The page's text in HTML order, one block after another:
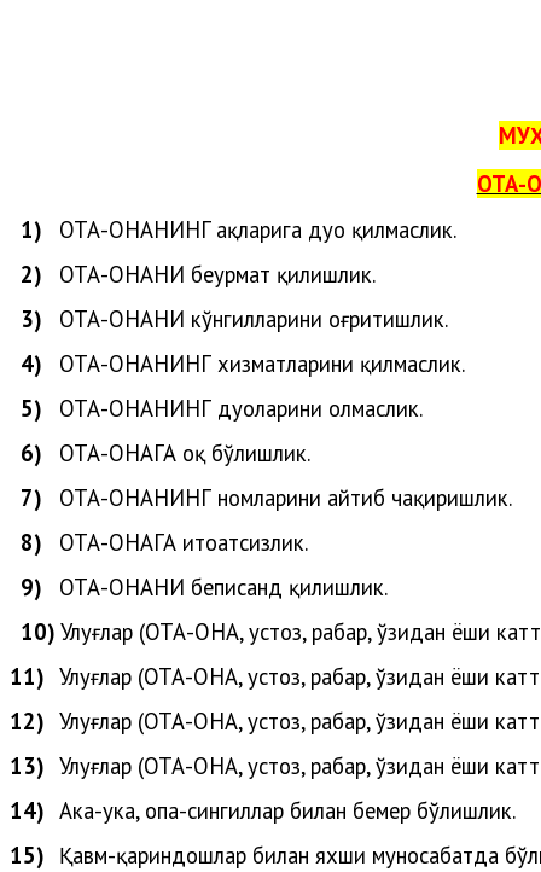
ОТА-
1)
ОТА-ОНАНИНГ ҳақларига дуо қилмаслик.
2)
ОТА-ОНАНИ беҳурмат қилишлик.
3)
ОТА-ОНАНИ кўнгилларини оғритишлик.
4)
ОТА-ОНАНИНГ хизматларини қилмаслик.
5)
ОТА-ОНАНИНГ дуоларини олмаслик.
6)
ОТА-ОНАГА оқ бўлишлик.
7)
ОТА-ОНАНИНГ номларини айтиб чақиришлик.
8)
ОТА-ОНАГА итоатсизлик.
9)
ОТА-ОНАНИ беписанд қилишлик.
10) Улуғлар (ОТА-ОНА, устоз, раҳбар, ўзидан ёши
11) Улуғлар (ОТА-ОНА, устоз, раҳбар, ўзидан ёши
12) Улуғлар (ОТА-ОНА, устоз, раҳбар, ўзидан ёши
13) Улуғлар (ОТА-ОНА, устоз, раҳбар, ўзидан ёши
14) Ака-ука, опа-сингиллар билан бемеҳр бўлишлик.
15) Қавм-қариндошлар билан яхши муносабатда